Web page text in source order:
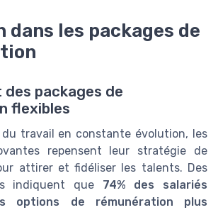
dans les packages de
des packages de
flexibles
du travail en constante évolution, les
repensent leur stratégie de
attirer et fidéliser les talents. Des
indiquent que 74% des salariés
options de rémunération plus